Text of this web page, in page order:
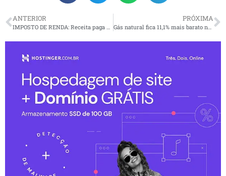
ANTERIOR
IMPOSTO DE RENDA: Receita paga mais de R$ 368 mil em restituições na próxima terça-feira (31)
PRÓXIMA
Gás natural fica 11,1% mais barato no Brasil, a partir de fevereiro